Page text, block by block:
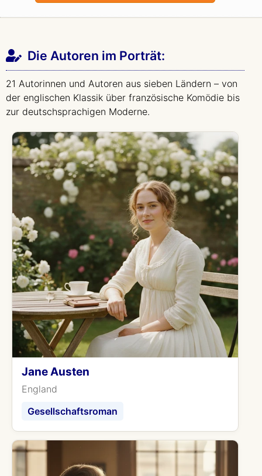
Die Autoren im Porträt:
21 Autorinnen und Autoren aus sieben Ländern – von
der englischen Klassik über französische Komödie bis
zur deutschsprachigen Moderne.
Jane Austen
England
Gesellschaftsroman